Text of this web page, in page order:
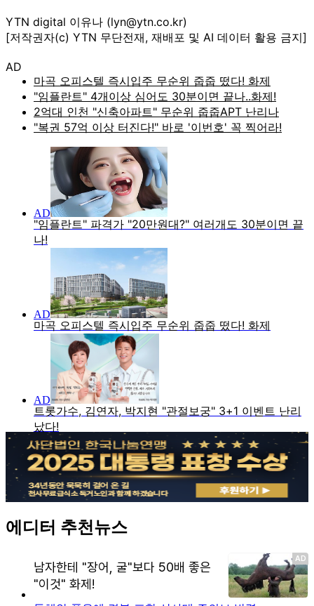
YTN digital 이유나 (lyn@ytn.co.kr)
[저작권자(c) YTN 무단전재, 재배포 및 AI 데이터 활용 금지]
AD
에디터 추천뉴스